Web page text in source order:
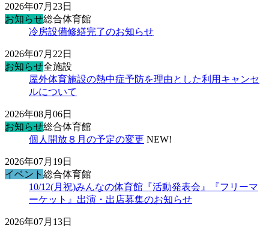
2026年07月23日
お知らせ総合体育館
冷房設備修繕完了のお知らせ
2026年07月22日
お知らせ全施設
屋外体育施設の熱中症予防を理由とした利用キャンセ
ルについて
2026年08月06日
お知らせ総合体育館
個人開放８月の予定の変更 NEW!
2026年07月19日
イベント 総合体育館
10/12(月祝)みんなの体育館『活動発表会』『フリーマ
ーケット』出演・出店募集のお知らせ
2026年07月13日